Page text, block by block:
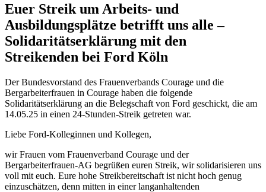
Euer Streik um Arbeits- und
Ausbildungsplätze betrifft uns alle –
Solidaritätserklärung mit den
Streikenden bei Ford Köln
Der Bundesvorstand des Frauenverbands Courage und die
Bergarbeiterfrauen in Courage haben die folgende
Solidaritätserklärung an die Belegschaft von Ford geschickt, die am
14.05.25 in einen 24-Stunden-Streik getreten war.
Liebe Ford-Kolleginnen und Kollegen,
wir Frauen vom Frauenverband Courage und der
Bergarbeiterfrauen-AG begrüßen euren Streik, wir solidarisieren uns
voll mit euch. Eure hohe Streikbereitschaft ist nicht hoch genug
einzuschätzen, denn mitten in einer langanhaltenden